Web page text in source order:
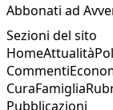
Abbonati ad
Sezioni del sito
HomeAttualità
Commenti
CuraFamiglia
Pubblicazioni